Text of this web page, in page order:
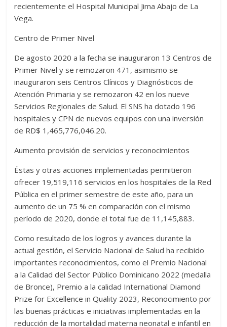
recientemente el Hospital Municipal Jima Abajo de La
Vega.
Centro de Primer Nivel
De agosto 2020 a la fecha se inauguraron 13 Centros de
Primer Nivel y se remozaron 471, asimismo se
inauguraron seis Centros Clínicos y Diagnósticos de
Atención Primaria y se remozaron 42 en los nueve
Servicios Regionales de Salud. El SNS ha dotado 196
hospitales y CPN de nuevos equipos con una inversión
de RD$ 1,465,776,046.20.
Aumento provisión de servicios y reconocimientos
Éstas y otras acciones implementadas permitieron
ofrecer 19,519,116 servicios en los hospitales de la Red
Pública en el primer semestre de este año, para un
aumento de un 75 % en comparación con el mismo
período de 2020, donde el total fue de 11,145,883.
Como resultado de los logros y avances durante la
actual gestión, el Servicio Nacional de Salud ha recibido
importantes reconocimientos, como el Premio Nacional
a la Calidad del Sector Público Dominicano 2022 (medalla
de Bronce), Premio a la calidad International Diamond
Prize for Excellence in Quality 2023, Reconocimiento por
las buenas prácticas e iniciativas implementadas en la
reducción de la mortalidad materna neonatal e infantil en